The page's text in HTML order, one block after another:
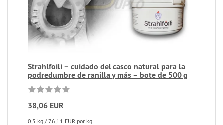
Strahlfoili – cuidado del casco natural para la
podredumbre de ranilla y más – bote de 500 g
38,06 EUR
0,5 kg / 76,11 EUR por kg